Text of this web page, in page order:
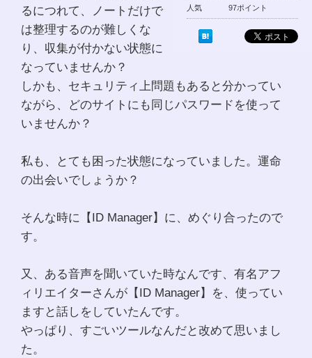
人気 97ポイント
るにつれて、ノートだけで
は整理するのが難しくな
り、収集が付かない状態に
なっていませんか？
しかも、セキュリティ上問題もあると分かってい
ながら、どのサイトにも同じパスワードを使って
いませんか？
私も、とても困った状態になっていました。運命
の出会いでしょうか？
そんな時に【ID Manager】に、めぐり合ったので
す。
又、ある音声を聞いていた時なんです、有名アフ
ィリエイターさんが【ID Manager】を、使ってい
ますと話しをしていたんです。
やっぱり、すごいツールなんだと改めて思いまし
た。